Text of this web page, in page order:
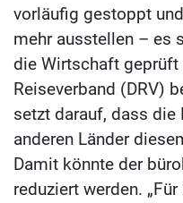
vorläufig gestoppt
mehr ausstellen – es
die Wirtschaft geprüft
Reiseverband (DRV)
setzt darauf, dass die
anderen Länder
Damit könnte der
reduziert werden.